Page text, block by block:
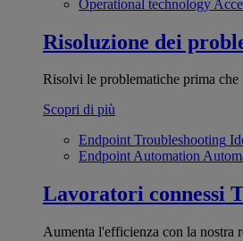
Operational technology
Risoluzione dei
Risolvi le problematiche prima
Scopri di più
Endpoint Troubleshooting
Endpoint Automation
Lavoratori connessi
Aumenta l'efficienza con la nostra